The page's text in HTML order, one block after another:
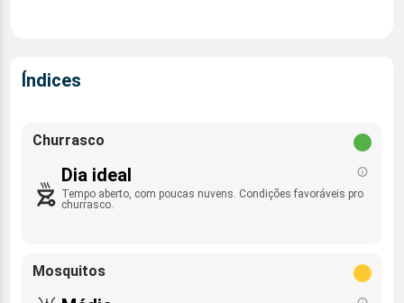
Índices
Churrasco
Dia ideal
Tempo aberto, com poucas nuvens. Condições favoráveis pro
churrasco.
Mosquitos